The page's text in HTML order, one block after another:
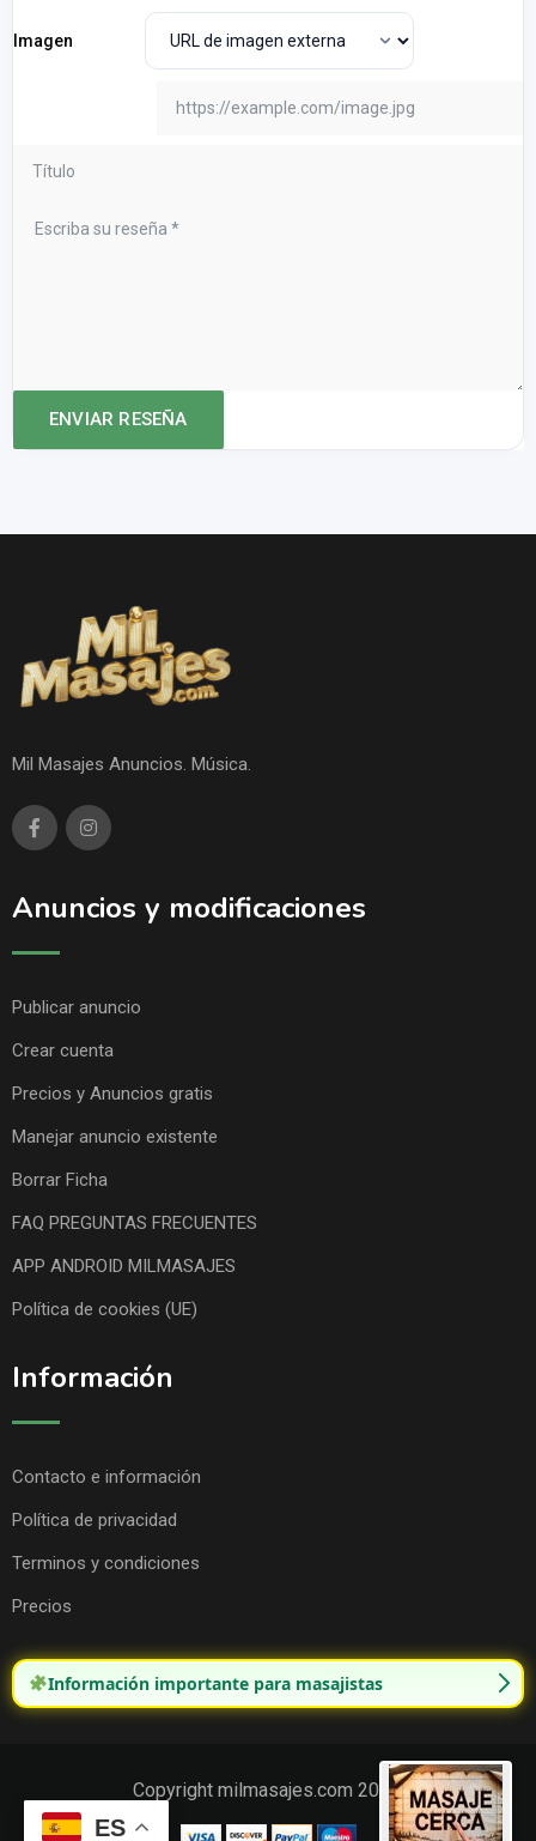
Imagen
Mil Masajes Anuncios. Música.
Anuncios y modificaciones
Publicar anuncio
Crear cuenta
Precios y Anuncios gratis
Manejar anuncio existente
Borrar Ficha
FAQ PREGUNTAS FRECUENTES
APP ANDROID MILMASAJES
Política de cookies (UE)
Información
Contacto e información
Política de privacidad
Terminos y condiciones
Precios
Información importante para masajistas
Copyright milmasajes.com 2025.
ES